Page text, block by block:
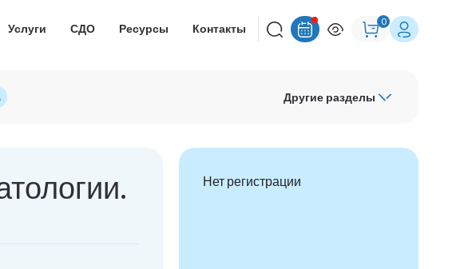
Услуги СДО Ресурсы Контакты
0
Другие разделы
Нет регистрации